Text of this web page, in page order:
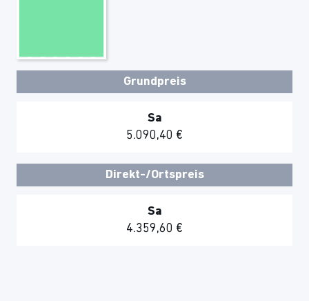
Grundpreis
Sa
5.090,40 €
Direkt-/Ortspreis
Sa
4.359,60 €